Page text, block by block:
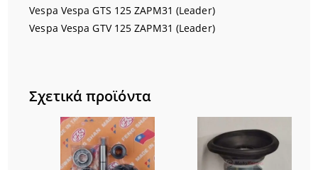
Vespa Vespa GTS 125 ZAPM31 (Leader)
Vespa Vespa GTV 125 ZAPM31 (Leader)
Σχετικά προϊόντα